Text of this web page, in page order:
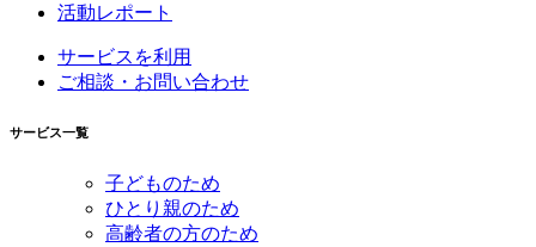
活動レポート
サービスを利用
ご相談・お問い合わせ
サービス一覧
子どものため
ひとり親のため
高齢者の方のため